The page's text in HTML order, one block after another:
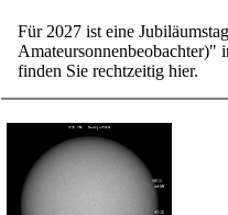
Für 2027 ist eine
Amateursonnenbeobachter)"
finden Sie rechtzeitig hier.